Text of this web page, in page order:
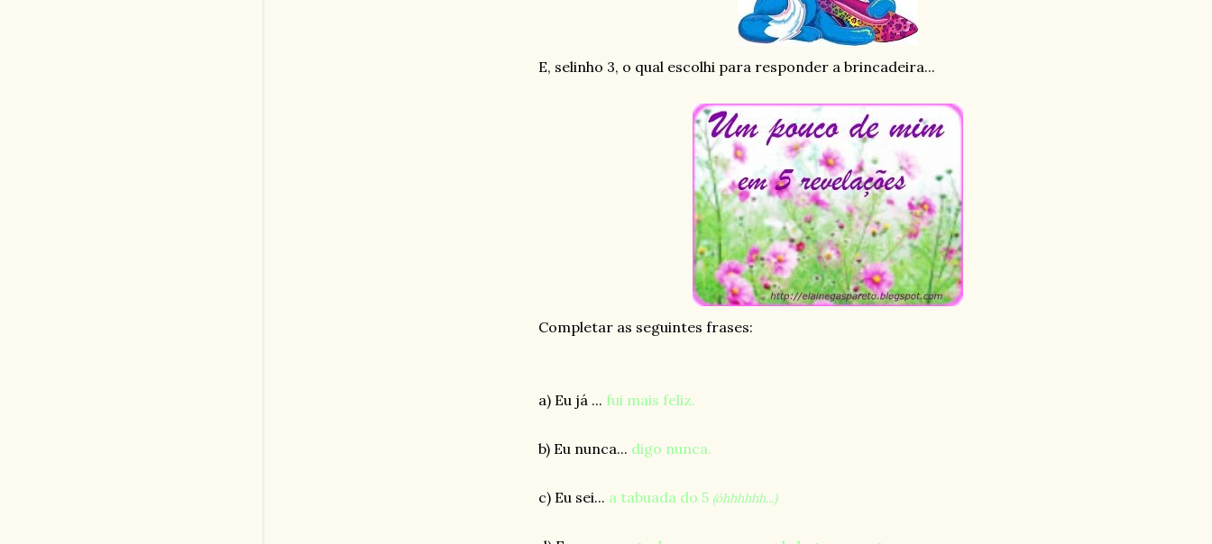
E, selinho 3, o qual escolhi para responder a brincadeira...
Completar as seguintes frases:
a) Eu já ... fui mais feliz.
b) Eu nunca... digo nunca.
c) Eu sei... a tabuada do 5 (óhhhhhh...)